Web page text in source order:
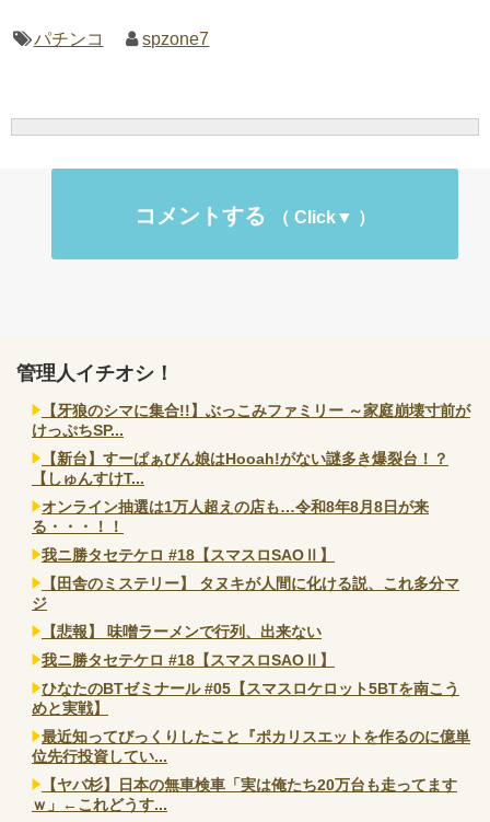
パチンコ spzone7
コメントする
管理人イチオシ！
【牙狼のシマに集合!!】ぶっこみファミリー ～家庭崩壊寸前が
けっぷちSP...
【新台】すーぱぁびん娘はHooah!がない謎多き爆裂台！？
【しゅんすけT...
オンライン抽選は1万人超えの店も…令和8年8月8日が来
る・・・！！
我ニ勝タセテケロ #18【スマスロSAOⅡ】
【田舎のミステリー】 タヌキが人間に化ける説、これ多分マ
ジ
【悲報】 味噌ラーメンで行列、出来ない
我ニ勝タセテケロ #18【スマスロSAOⅡ】
ひなたのBTゼミナール #05【スマスロケロット5BTを南こう
めと実戦】
最近知ってびっくりしたこと『ポカリスエットを作るのに億単
位先行投資してい...
【ヤバ杉】日本の無車検車「実は俺たち20万台も走ってます
ｗ」←これどうす...